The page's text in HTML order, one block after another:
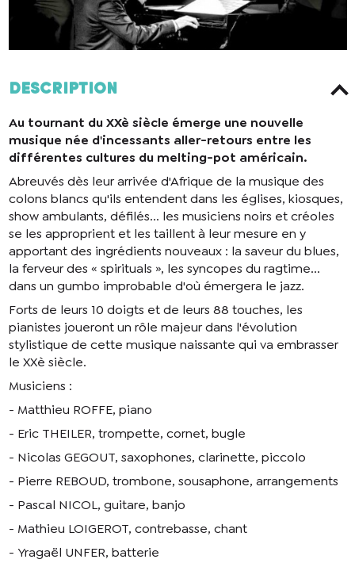
Description
Au tournant du XXè siècle émerge une nouvelle
musique née d'incessants aller-retours entre les
différentes cultures du melting-pot américain.
Abreuvés dès leur arrivée d'Afrique de la musique des
colons blancs qu'ils entendent dans les églises, kiosques,
show ambulants, défilés... les musiciens noirs et créoles
se les approprient et les taillent à leur mesure en y
apportant des ingrédients nouveaux : la saveur du blues,
la ferveur des « spirituals », les syncopes du ragtime...
dans un gumbo improbable d'où émergera le jazz.
Forts de leurs 10 doigts et de leurs 88 touches, les
pianistes joueront un rôle majeur dans l'évolution
stylistique de cette musique naissante qui va embrasser
le XXè siècle.
Musiciens :
- Matthieu ROFFE, piano
- Eric THEILER, trompette, cornet, bugle
- Nicolas GEGOUT, saxophones, clarinette, piccolo
- Pierre REBOUD, trombone, sousaphone, arrangements
- Pascal NICOL, guitare, banjo
- Mathieu LOIGEROT, contrebasse, chant
- Yragaël UNFER, batterie